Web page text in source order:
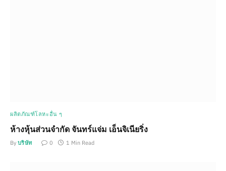
ผลิตภัณฑ์โลหะอื่น ๆ
ห้างหุ้นส่วนจำกัด จันทร์แจ่ม เอ็นจิเนียริ่ง
By บริษัท 0 1 Min Read